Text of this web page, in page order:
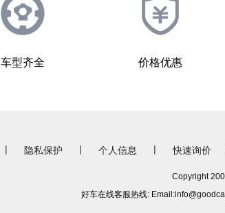
车型齐全 价格优惠
| 隐私保护 | 个人信息 | 快速询价
Copyright
好车在线客服热线: